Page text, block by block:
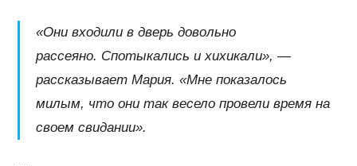
«Они входили в дверь довольно
рассеяно. Спотыкались и хихикали», —
рассказывает Мария. «Мне показалось
милым, что они так весело провели время на
своем свидании».